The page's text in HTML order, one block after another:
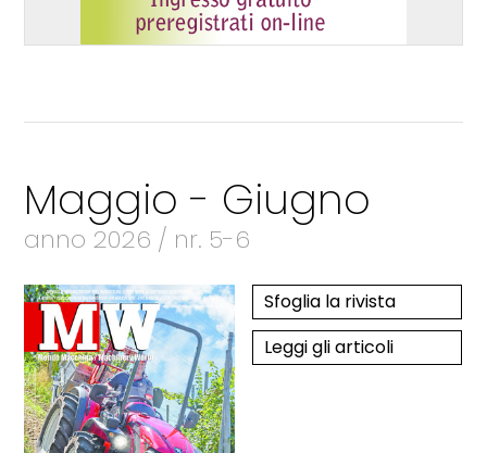
Maggio - Giugno
anno 2026 / nr. 5-6
Sfoglia la rivista
Leggi gli articoli